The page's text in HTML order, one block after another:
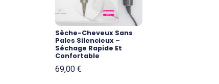
Sèche-Cheveux Sans
Pales Silencieux –
Séchage Rapide Et
Confortable
69,00 €